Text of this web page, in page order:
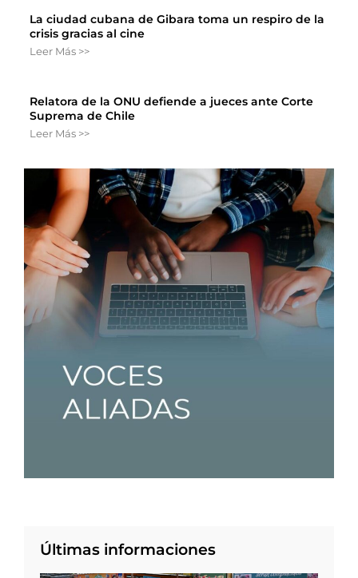
La ciudad cubana de Gibara toma un respiro de la
crisis gracias al cine
Leer Más >>
Relatora de la ONU defiende a jueces ante Corte
Suprema de Chile
Leer Más >>
Últimas informaciones